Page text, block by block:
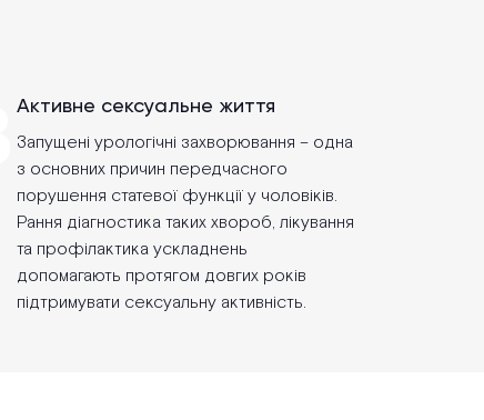
Активне сексуальне життя
Запущені урологічні захворювання – одна
з основних причин передчасного
порушення статевої функції у чоловіків.
Рання діагностика таких хвороб, лікування
та профілактика ускладнень
допомагають протягом довгих років
підтримувати сексуальну активність.